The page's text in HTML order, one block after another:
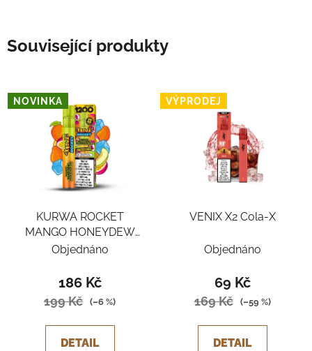
Související produkty
NOVINKA
KURWA ROCKET
MANGO HONEYDEW
MARACUJA ICE
Objednáno
186 Kč
199 Kč (–6 %)
DETAIL
VÝPRODEJ
VENIX X2 Cola-X
Objednáno
69 Kč
169 Kč (–59 %)
DETAIL